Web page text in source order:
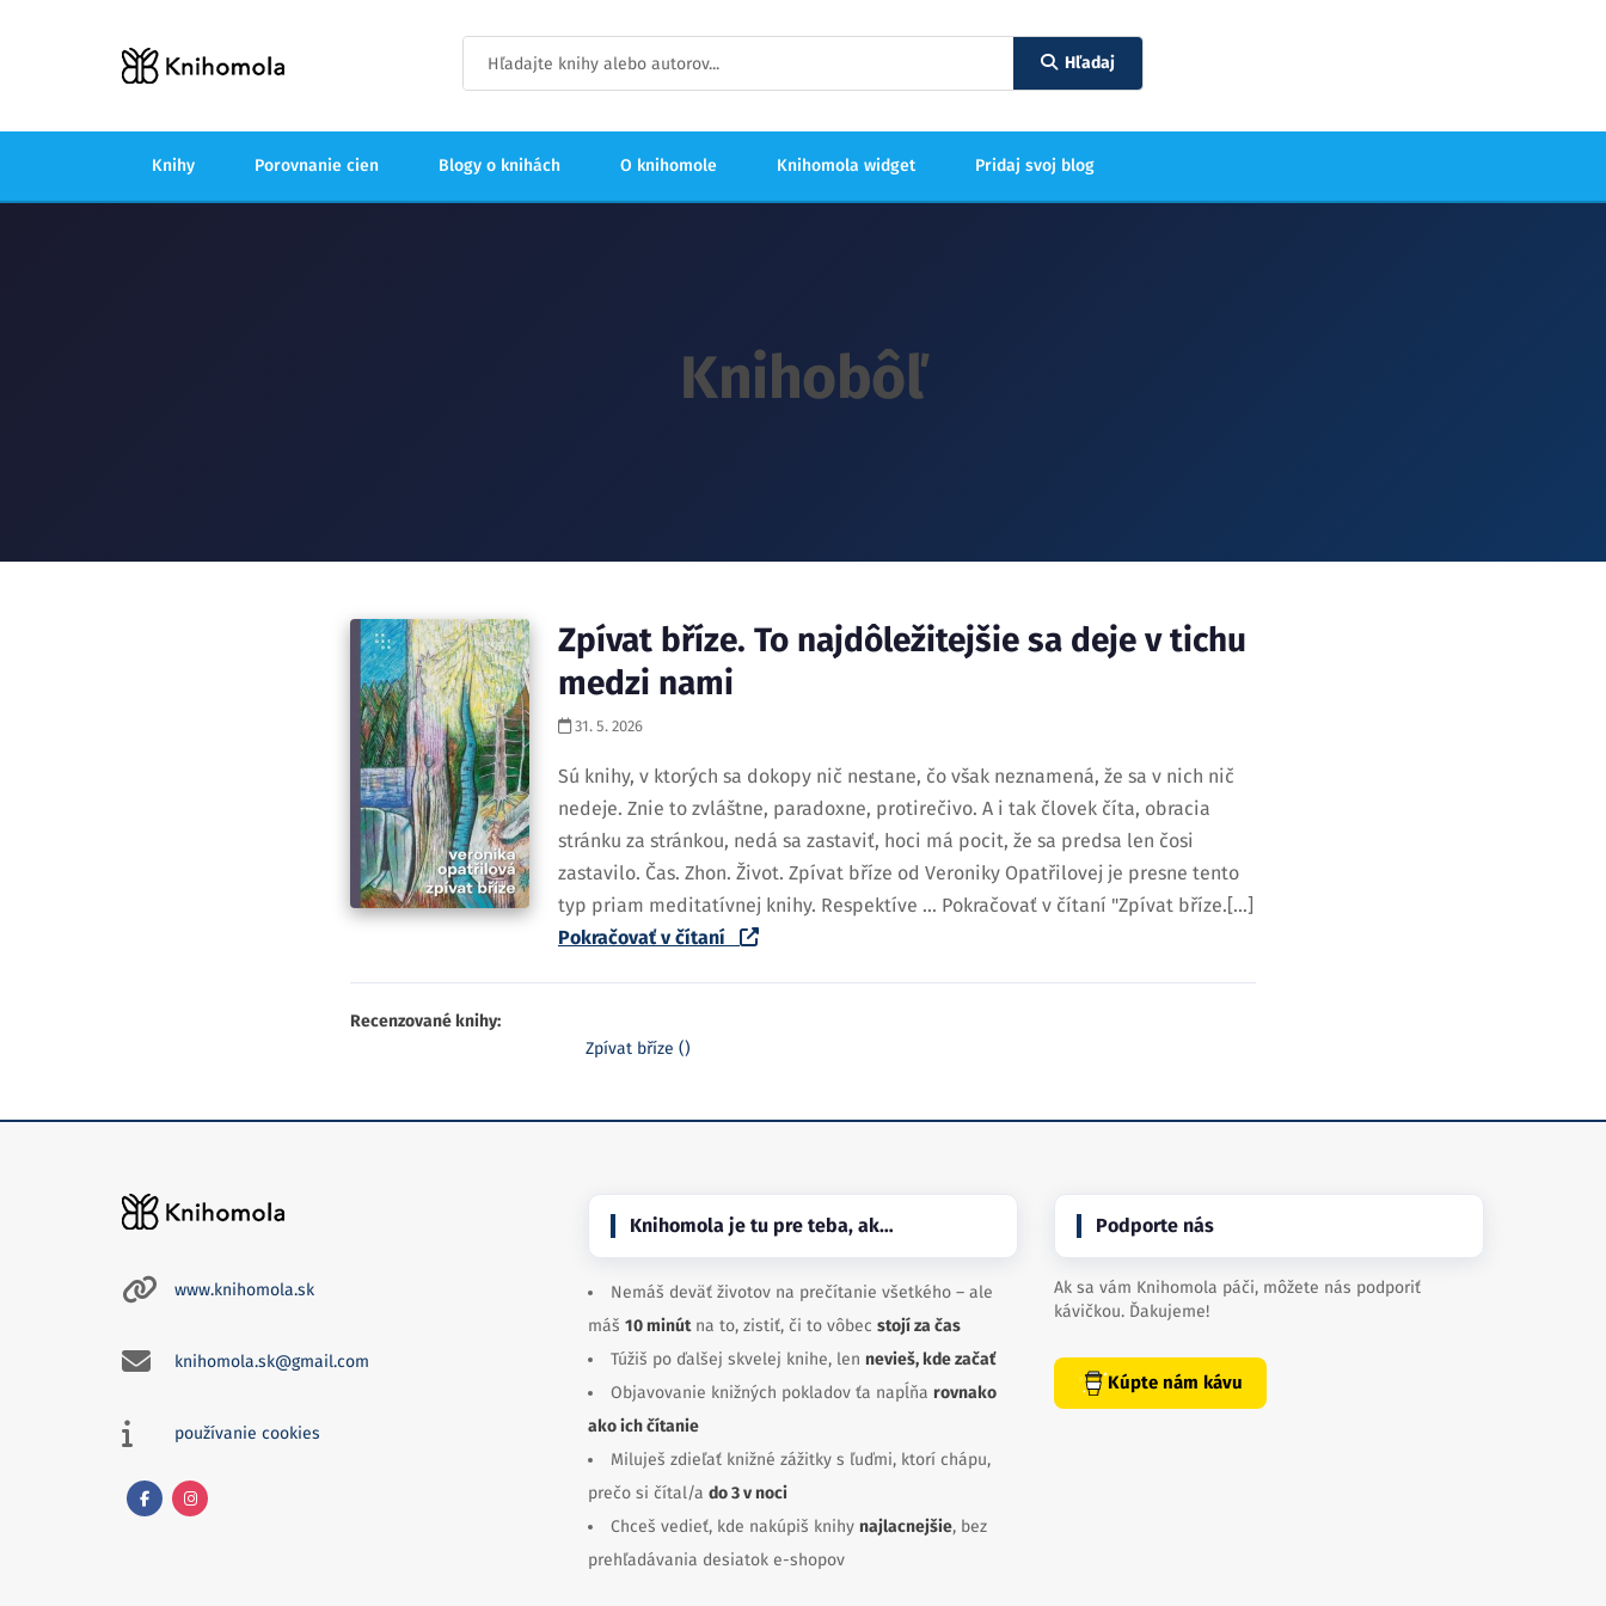
Hľadaj
Knihy Porovnanie cien Blogy o knihách O knihomole Knihomola widget Pridaj svoj blog
Knihobôľ
Zpívat bříze. To najdôležitejšie sa deje v tichu
medzi nami
31. 5. 2026
Sú knihy, v ktorých sa dokopy nič nestane, čo však neznamená, že sa v nich nič
nedeje. Znie to zvláštne, paradoxne, protirečivo. A i tak človek číta, obracia
stránku za stránkou, nedá sa zastaviť, hoci má pocit, že sa predsa len čosi
zastavilo. Čas. Zhon. Život. Zpívat bříze od Veroniky Opatřilovej je presne tento
typ priam meditatívnej knihy. Respektíve … Pokračovať v čítaní "Zpívat bříze.[...]
Pokračovať v čítaní
Recenzované knihy:
Zpívat bříze ()
www.knihomola.sk
knihomola.sk@gmail.com
používanie cookies
Knihomola je tu pre teba, ak…
Nemáš deväť životov na prečítanie všetkého – ale
máš 10 minútna to, zistiť, či to vôbec stojí za čas
Túžiš po ďalšej skvelej knihe, len nevieš, kde začať
Objavovanie knižných pokladov ťa napĺňa rovnako
ako ich čítanie
Miluješ zdieľať knižné zážitky s ľuďmi, ktorí chápu,
prečo si čítal/a do 3 v noci
Chceš vedieť, kde nakúpiš knihy najlacnejšie, bez
prehľadávania desiatok e-shopov
Podporte nás
Ak sa vám Knihomola páči, môžete nás podporiť
kávičkou. Ďakujeme!
Kúpte nám kávu